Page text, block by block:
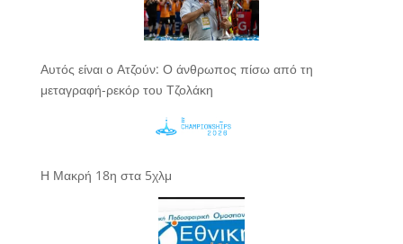
Αυτός είναι ο Ατζούν: Ο άνθρωπος πίσω από τη
μεταγραφή-ρεκόρ του Τζολάκη
Η Μακρή 18η στα 5χλμ